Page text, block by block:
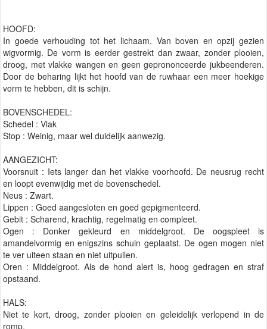
HOOFD:
In goede verhouding tot het lichaam. Van boven en opzij gezien
wigvormig. De vorm is eerder gestrekt dan zwaar, zonder plooien,
droog, met vlakke wangen en geen geprononceerde jukbeenderen.
Door de beharing lijkt het hoofd van de ruwhaar een meer hoekige
vorm te hebben, dit is schijn.
BOVENSCHEDEL:
Schedel : Vlak
Stop : Weinig, maar wel duidelijk aanwezig.
AANGEZICHT:
Voorsnuit : Iets langer dan het vlakke voorhoofd. De neusrug recht
en loopt evenwijdig met de bovenschedel.
Neus : Zwart.
Lippen : Goed aangesloten en goed gepigmenteerd.
Gebit : Scharend, krachtig, regelmatig en compleet.
Ogen : Donker gekleurd en middelgroot. De oogspleet is
amandelvormig en enigszins schuin geplaatst. De ogen mogen niet
te ver uiteen staan en niet uitpuilen.
Oren : Middelgroot. Als de hond alert is, hoog gedragen en straf
opstaand.
HALS:
Niet te kort, droog, zonder plooien en geleidelijk verlopend in de
romp.